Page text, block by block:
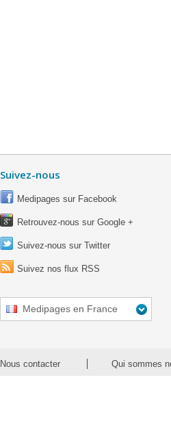
Suivez-nous
Medipages sur Facebook
Retrouvez-nous sur Google +
Suivez-nous sur Twitter
Suivez nos flux RSS
Medipages en France
Nous contacter Qui sommes